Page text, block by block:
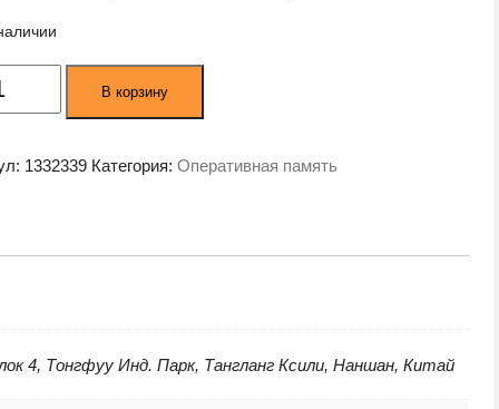
В корзину
1332339 Категория:Оперативная память
4, Тонгфуу Инд. Парк, Тангланг Ксили, Наншан, Китай